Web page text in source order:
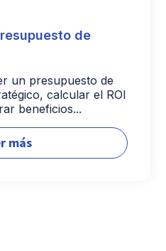
de
un presupuesto de
calcular el ROI
beneficios...
más